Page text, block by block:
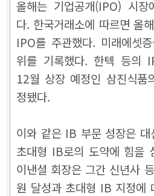
올해는 기업공개(IPO) 시장
다. 한국거래소에 따르면 올
IPO를 주관했다. 미래에셋
위를 기록했다. 한텍 등의
12월 상장 예정인 삼진식품
정됐다.
이와 같은 IB 부문 성장은
초대형 IB로의 도약에 힘을
이낸셜 회장은 그간 신년사
원 달성과 초대형 IB 지정에